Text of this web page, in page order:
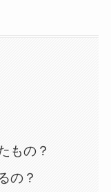
もの？
の？